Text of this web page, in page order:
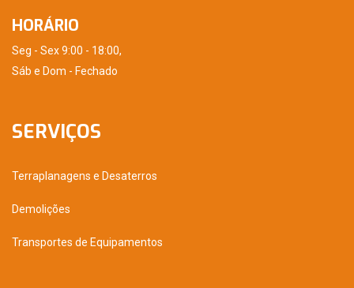
HORÁRIO
Seg - Sex 9:00 - 18:00,
Sáb e Dom - Fechado
SERVIÇOS
Terraplanagens e Desaterros
Demolições
Transportes de Equipamentos